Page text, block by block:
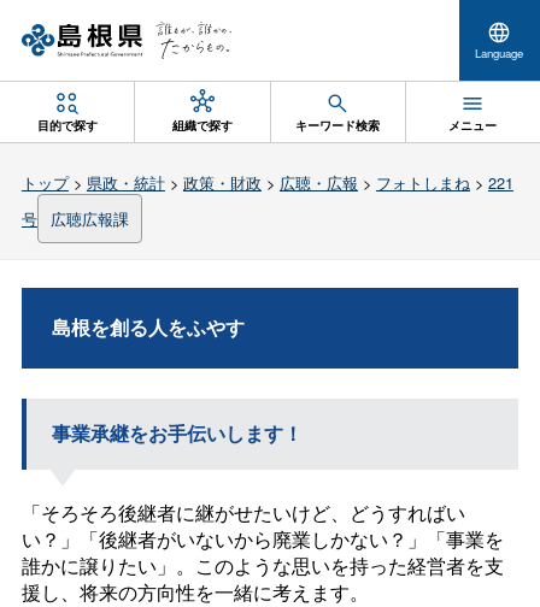
Language
目的で探す 組織で探す キーワード検索 メニュー
トップ> 県政・統計> 政策・財政 > 広聴・広報 > フォトしまね> 221
号
広聴広報課
島根を創る人をふやす
事業承継をお手伝いします！
「そろそろ後継者に継がせたいけど、どうすればい
い？」「後継者がいないから廃業しかない？」「事業を
誰かに譲りたい」。このような思いを持った経営者を支
援し、将来の方向性を一緒に考えます。